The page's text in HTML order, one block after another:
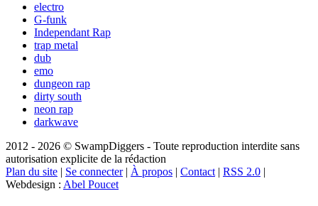
electro
G-funk
Independant Rap
trap metal
dub
emo
dungeon rap
dirty south
neon rap
darkwave
2012 - 2026 © SwampDiggers - Toute reproduction interdite sans
autorisation explicite de la rédaction
Plan du site | Se connecter| À propos | Contact | RSS 2.0 |
Webdesign : Abel Poucet